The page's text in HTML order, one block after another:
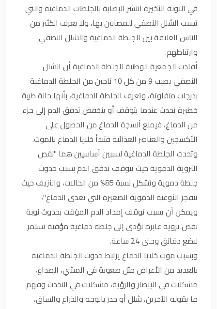
في الآونة الأخيرة انتشر الإصابة بالجلطات الدماغية والتي
تسبب الشلل النصفي للمصابين بها، ولا يعرف الكثير من
الناس العلاقة بين الجلطة الدماغية والشلل النصفي
وارتباطهم.
أفادت الجمعية الوطنية للجلطة الدماغية أن الشلل
النصفي يصيب 9 من كل 10 ناجين من الجلطة الدماغية
بدرجات متفاوتة، وتعرف الجلطة الدماغية، بأنها حالة طبية
خطيرة تحدث عندما يتوقف أو ينخفض تدفق الدم إلى جزء
من الدماغ، فيمنع أنسجة الدماغ من الحصول على
الأكسجين والعناصر الغذائية فتبدأ خلايا الدماغ بالموت.
وتحدث الجلطة الدماغية لسببين أساسيين هما "نقص
التروية الدموية حيث يتوقف تدفق الدم بسبب حدوث
جلطة دموية وتشكل نسبة 85% من الحالات، والنزيف حيث
تنفجر الأوعية الدموية الصغيرة التي تغذي الدماغ"،
ويمكن أن يسبب توقف إمداد الدم المؤقت بحدوث نوبة
نقص تروية عابرة تؤدي إلى جلطة دماغية مؤقتة تستمر
لبضع دقائق وحتى 24 ساعة.
وبسبب موت خلايا الدماغ يرتبط حدوث الجلطة الدماغية
بالعديد من الأعراض مثل صعوبة في المشي، الصداع،
مشكلات في الإبصار والرؤية، مشكلات في التحدث وفهم
ما يقوله الآخرين، شلل أو خدر بالوجه والذراع والساق،